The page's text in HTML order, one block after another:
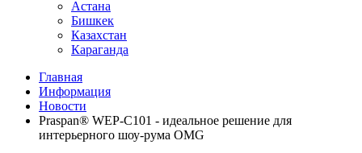
Астана
Бишкек
Казахстан
Караганда
Главная
Информация
Новости
Praspan® WEP-C101 - идеальное решение для
интерьерного шоу-рума OMG